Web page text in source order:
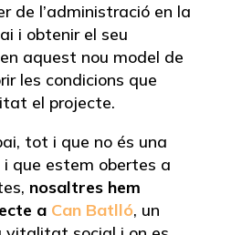
de l’administració en la
i obtenir el seu
aquest nou model de
les condicions que
el projecte.
tot i que no és una
que estem obertes a
nosaltres hem
aCan Batlló, un